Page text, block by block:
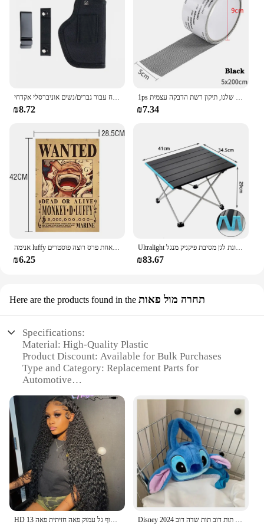
to personalize your vehicle, these fangs are a
fantastic addition to any racing setup. With their
striking color and performance-enhancing
capabilities, they are sure to turn heads and improve
your vehicle's performance on the track.
₪8.72 ₪7.34
₪6.25
Ultralight נייד מתקפל קמפינג שולחן מתקפל חיצוני שולחן ארוחת ערב חוזק גבוהה אלומיניום סגסוגת לגן מסיבת פיקניק מנגל
₪83.67
Here are the products found in the תחרה מול פאות
Specifications:
Material: High-Quality Plastic
Product Discount: Available for Bulk Purchases
Type and Category: Replacement Parts for
Automotive
Function
Usage and Purpose: Direct Replacement for
934901G260
Performance and Property: Meets or Exceeds OEM
Standards
Parts and Accessories: Includes Sets for Easy
Installation
Features:
**Unmatched Durability and Compatibility**
The 934901G260 is a premium-grade replacement